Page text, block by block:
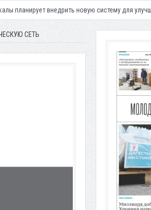
новую систему для улучшения ситуации с
СЕТЬ